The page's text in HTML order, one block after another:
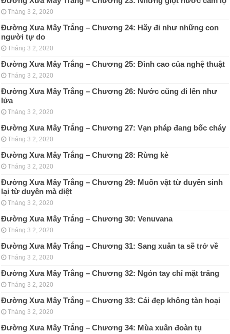
Tháng 3 2, 2020
Đường Xưa Mây Trắng – Chương 24: Hãy đi như những con
người tự do
Tháng 3 2, 2020
Đường Xưa Mây Trắng – Chương 25: Đỉnh cao của nghệ thuật
Tháng 3 2, 2020
Đường Xưa Mây Trắng – Chương 26: Nước cũng đi lên như
lửa
Tháng 3 2, 2020
Đường Xưa Mây Trắng – Chương 27: Vạn pháp đang bốc cháy
Tháng 3 2, 2020
Đường Xưa Mây Trắng – Chương 28: Rừng kè
Tháng 3 2, 2020
Đường Xưa Mây Trắng – Chương 29: Muôn vật từ duyên sinh
lại từ duyên mà diệt
Tháng 3 2, 2020
Đường Xưa Mây Trắng – Chương 30: Venuvana
Tháng 3 2, 2020
Đường Xưa Mây Trắng – Chương 31: Sang xuân ta sẽ trở về
Tháng 3 2, 2020
Đường Xưa Mây Trắng – Chương 32: Ngón tay chỉ mặt trăng
Tháng 3 2, 2020
Đường Xưa Mây Trắng – Chương 33: Cái đẹp không tàn hoại
Tháng 3 2, 2020
Đường Xưa Mây Trắng – Chương 34: Mùa xuân đoàn tụ